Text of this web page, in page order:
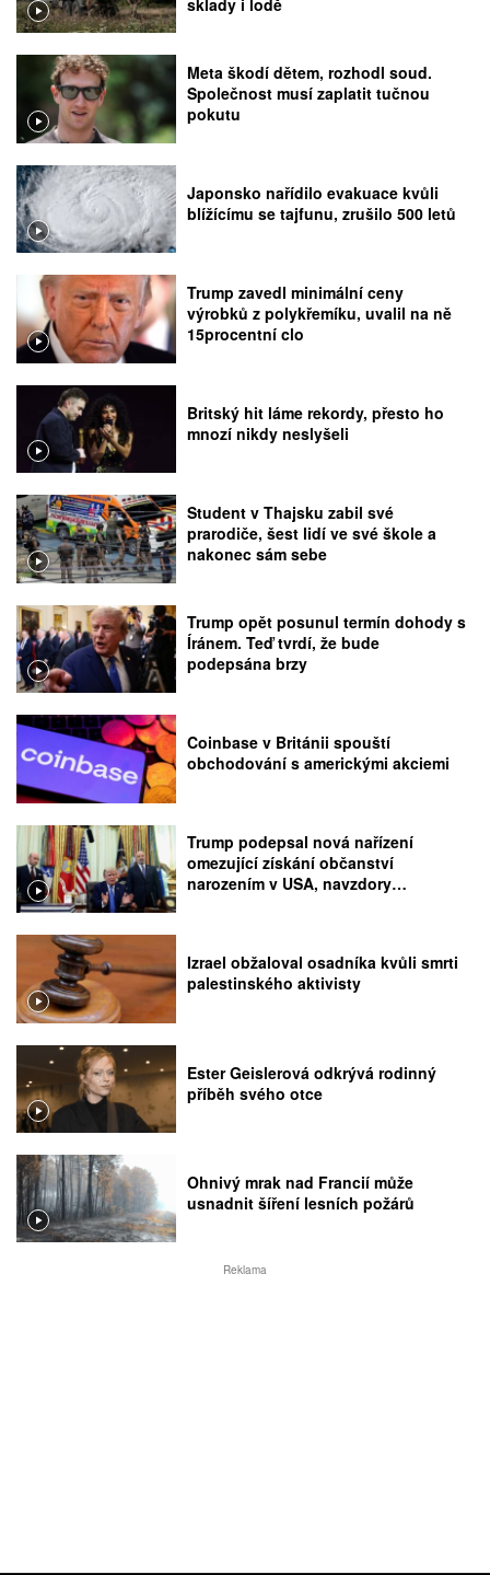
Meta škodí dětem, rozhodl soud.
Společnost musí zaplatit tučnou
pokutu
Japonsko nařídilo evakuace kvůli
blížícímu se tajfunu, zrušilo 500 letů
Trump zavedl minimální ceny
výrobků z polykřemíku, uvalil na ně
15procentní clo
Britský hit láme rekordy, přesto ho
mnozí nikdy neslyšeli
Student v Thajsku zabil své
prarodiče, šest lidí ve své škole a
nakonec sám sebe
Trump opět posunul termín dohody s
Íránem. Teď tvrdí, že bude
podepsána brzy
Coinbase v Británii spouští
obchodování s americkými akciemi
Trump podepsal nová nařízení
omezující získání občanství
narozením v USA, navzdory
Izrael obžaloval osadníka kvůli smrti
palestinského aktivisty
Ester Geislerová odkrývá rodinný
příběh svého otce
Ohnivý mrak nad Francií může
usnadnit šíření lesních požárů
Reklama